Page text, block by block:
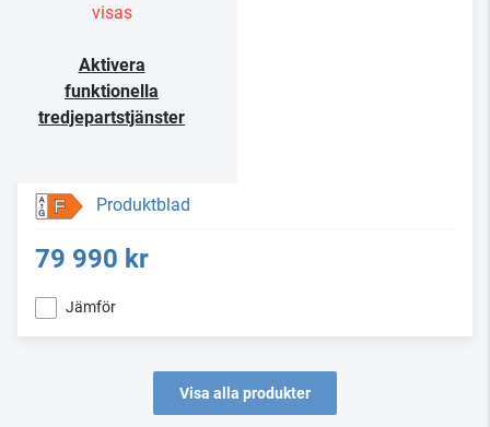
visas
Aktivera
funktionella
tredjepartstjänster
F Produktblad
79 990 kr
Jämför
Visa alla produkter